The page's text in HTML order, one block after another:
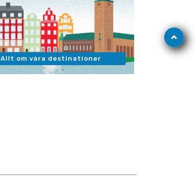
Gå
till
toppen
Allt om våra destinationer